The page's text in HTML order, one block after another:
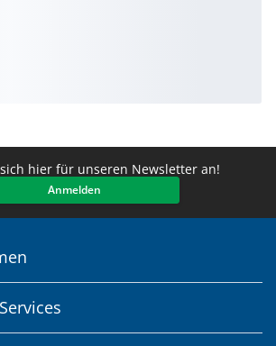
hier für unseren Newsletter an!
Anmelden